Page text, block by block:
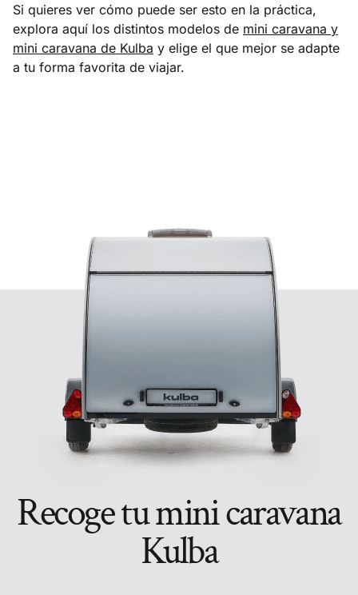
Si quieres ver cómo puede ser esto en la práctica,
explora aquí los distintos modelos de mini caravana y
mini caravana de Kulba y elige el que mejor se adapte
a tu forma favorita de viajar.
Recoge tu mini caravana
Kulba